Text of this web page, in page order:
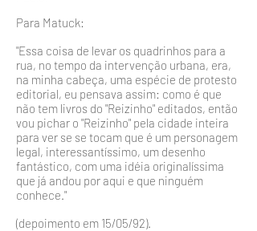
Para Matuck:
"Essa coisa de levar os quadrinhos para a
rua, no tempo da intervenção urbana, era,
na minha cabeça, uma espécie de protesto
editorial, eu pensava assim: como é que
não tem livros do "Reizinho" editados, então
vou pichar o "Reizinho" pela cidade inteira
para ver se se tocam que é um personagem
legal, interessantíssimo, um desenho
fantás­tico, com uma idéia originalíssima
que já andou por aqui e que ninguém
conhece."
(depoimento em 15/05/92).